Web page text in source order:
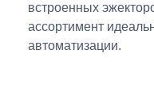
встроенных
ассортимент
автоматизации.